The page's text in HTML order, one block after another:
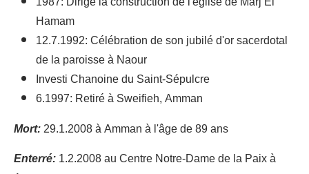
Hamam
12.7.1992: Célébration de son jubilé d'or sacerdotal
de la paroisse à Naour
Investi Chanoine du Saint-Sépulcre
6.1997: Retiré à Sweifieh, Amman
Mort:29.1.2008 à Amman à l'âge de 89 ans
Enterré:1.2.2008 au Centre Notre-Dame de la Paix à